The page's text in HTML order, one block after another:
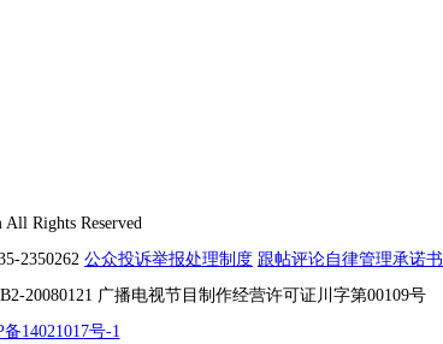
Rights Reserved
2350262 公众投诉举报处理制度 跟帖评论自律管理承诺书
20080121 广播电视节目制作经营许可证川字第00109号
14021017号-1